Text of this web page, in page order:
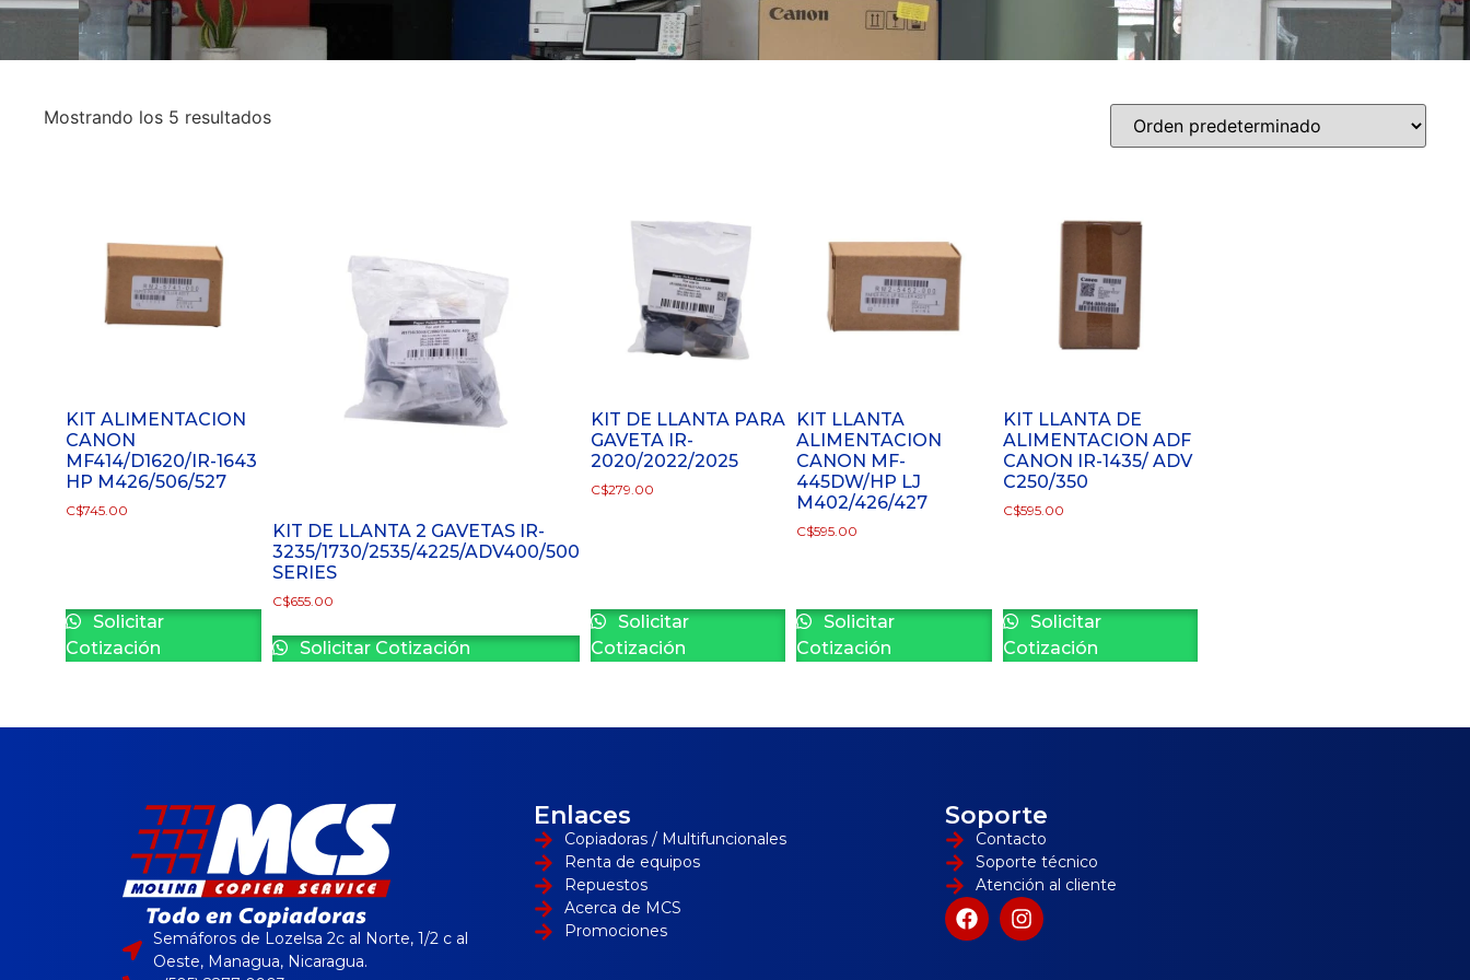
Mostrando los 5 resultados
KIT ALIMENTACION
CANON
MF414/D1620/IR-1643
HP M426/506/527
C$745.00
Solicitar
Cotización
KIT DE LLANTA 2 GAVETAS IR-
3235/1730/2535/4225/ADV400/500
SERIES
C$655.00
Solicitar Cotización
KIT DE LLANTA PARA
GAVETA IR-
2020/2022/2025
C$279.00
Solicitar
Cotización
KIT LLANTA
ALIMENTACION
CANON MF-
445DW/HP LJ
M402/426/427
C$595.00
Solicitar
Cotización
KIT LLANTA DE
ALIMENTACION ADF
CANON IR-1435/ ADV
C250/350
C$595.00
Solicitar
Cotización
Semáforos de Lozelsa 2c al Norte, 1/2 c al
Oeste, Managua, Nicaragua.
Enlaces
Copiadoras / Multifuncionales
Renta de equipos
Repuestos
Acerca de MCS
Promociones
Soporte
Contacto
Soporte técnico
Atención al cliente